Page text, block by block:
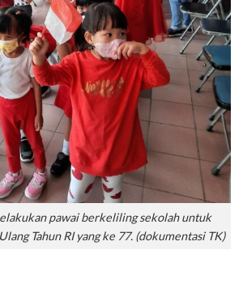
pawai berkeliling sekolah untuk
Tahun RI yang ke 77. (dokumentasi TK)